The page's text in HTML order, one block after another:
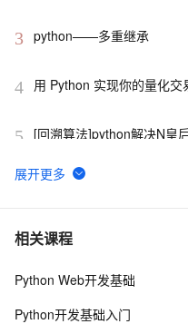
3 python——多重继承
4 用 Python 实现你的量化交
5 [回溯算法]python解决N皇
6 python_list
7 Python之计算24点
8 Python中的find()和count()
相关课程
Python Web开发基础
Python开发基础入门